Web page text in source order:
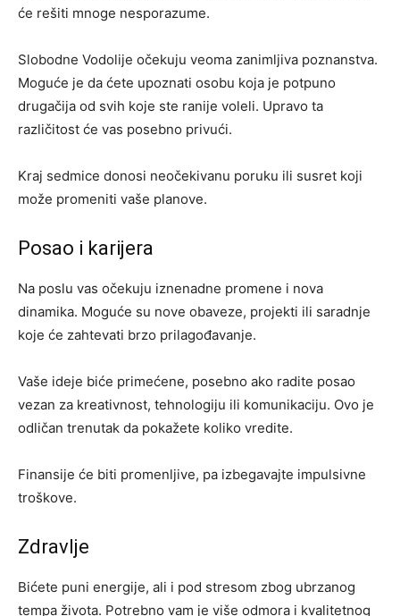
će rešiti mnoge nesporazume.
Slobodne Vodolije očekuju veoma zanimljiva poznanstva.
Moguće je da ćete upoznati osobu koja je potpuno
drugačija od svih koje ste ranije voleli. Upravo ta
različitost će vas posebno privući.
Kraj sedmice donosi neočekivanu poruku ili susret koji
može promeniti vaše planove.
Posao i karijera
Na poslu vas očekuju iznenadne promene i nova
dinamika. Moguće su nove obaveze, projekti ili saradnje
koje će zahtevati brzo prilagođavanje.
Vaše ideje biće primećene, posebno ako radite posao
vezan za kreativnost, tehnologiju ili komunikaciju. Ovo je
odličan trenutak da pokažete koliko vredite.
Finansije će biti promenljive, pa izbegavajte impulsivne
troškove.
Zdravlje
Bićete puni energije, ali i pod stresom zbog ubrzanog
tempa života. Potrebno vam je više odmora i kvalitetnog